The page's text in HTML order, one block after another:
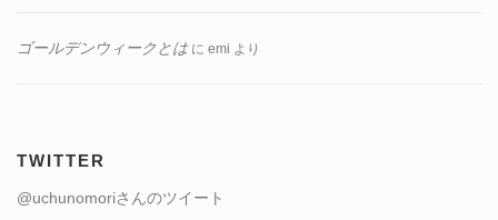
ゴールデンウィークとはに emi より
TWITTER
@uchunomoriさんのツイート